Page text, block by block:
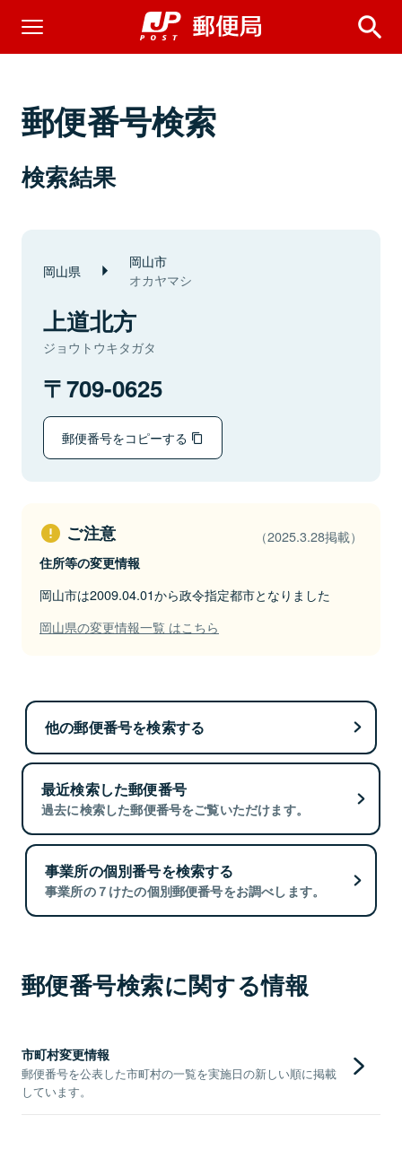
郵便番号検索
検索結果
岡山県 岡山市
オカヤマシ
上道北方
ジョウトウキタガタ
709-0625
郵便番号をコピーする
ご注意 （2025.3.28掲載）
住所等の変更情報
岡山市は2009.04.01から政令指定都市となりました
岡山県の変更情報一覧 はこちら
他の郵便番号を検索する
最近検索した郵便番号
過去に検索した郵便番号をご覧いただけます。
事業所の個別番号を検索する
事業所の７けたの個別郵便番号をお調べします。
郵便番号検索に関する情報
市町村変更情報
郵便番号を公表した市町村の一覧を実施日の新しい順に掲載
しています。